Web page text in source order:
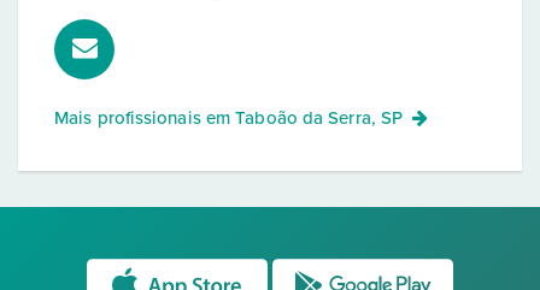
Mais profissionais emTaboão da Serra, SP